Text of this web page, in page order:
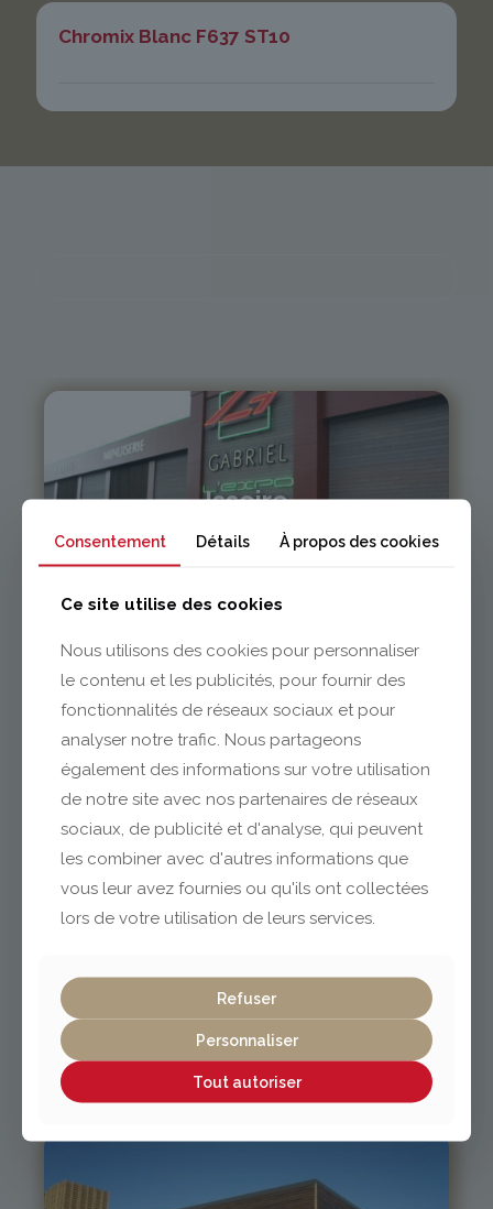
Chromix Blanc F637 ST10
Issoire
Clermont-Ferrand
04 73 42 18 38
lexpo@gabriel-sa.fr
Vichy / Cusset
04 70 97 56 39
cusset@gabriel-sa.fr
Consentement Détails À propos des cookies
Ce site utilise des cookies
Nous utilisons des cookies pour personnaliser
le contenu et les publicités, pour fournir des
fonctionnalités de réseaux sociaux et pour
analyser notre trafic. Nous partageons
également des informations sur votre utilisation
de notre site avec nos partenaires de réseaux
sociaux, de publicité et d'analyse, qui peuvent
les combiner avec d'autres informations que
vous leur avez fournies ou qu'ils ont collectées
lors de votre utilisation de leurs services.
Refuser
Personnaliser
Tout autoriser